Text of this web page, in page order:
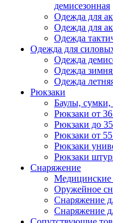
демисезонная
Одежда для
Одежда для
Одежда
Одежда для
Одежда
Одежда
Одежда
Рюкзаки
Баулы, сумки,
Рюкзаки от
Рюкзаки до
Рюкзаки от
Рюкзаки
Рюкзаки
Снаряжение
Медицинские
Оружейное
Снаряжение
Снаряжение